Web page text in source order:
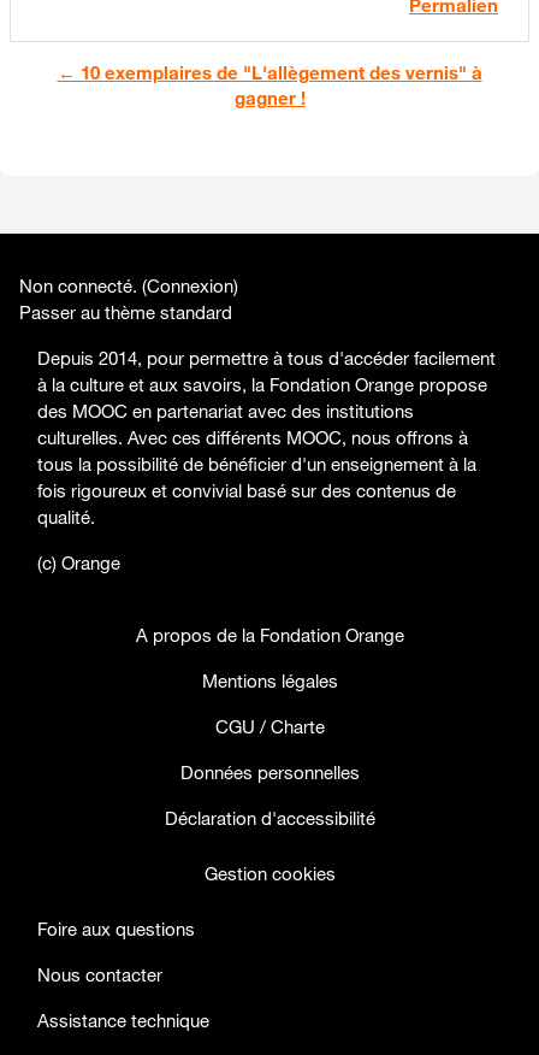
Permalien
← 10 exemplaires de "L'allègement des vernis" à
gagner !
Non connecté. (Connexion)
Passer au thème standard
Depuis 2014, pour permettre à tous d'accéder facilement
à la culture et aux savoirs, la Fondation Orange propose
des MOOC en partenariat avec des institutions
culturelles. Avec ces différents MOOC, nous offrons à
tous la possibilité de bénéficier d'un enseignement à la
fois rigoureux et convivial basé sur des contenus de
qualité.
(c) Orange
A propos de la Fondation Orange
Mentions légales
CGU / Charte
Données personnelles
Déclaration d'accessibilité
Gestion cookies
Foire aux questions
Nous contacter
Assistance technique